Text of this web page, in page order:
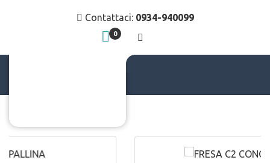
Contattaci: 0934-940099
0